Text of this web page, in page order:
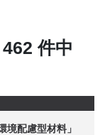
462 件中
境配慮型材料」